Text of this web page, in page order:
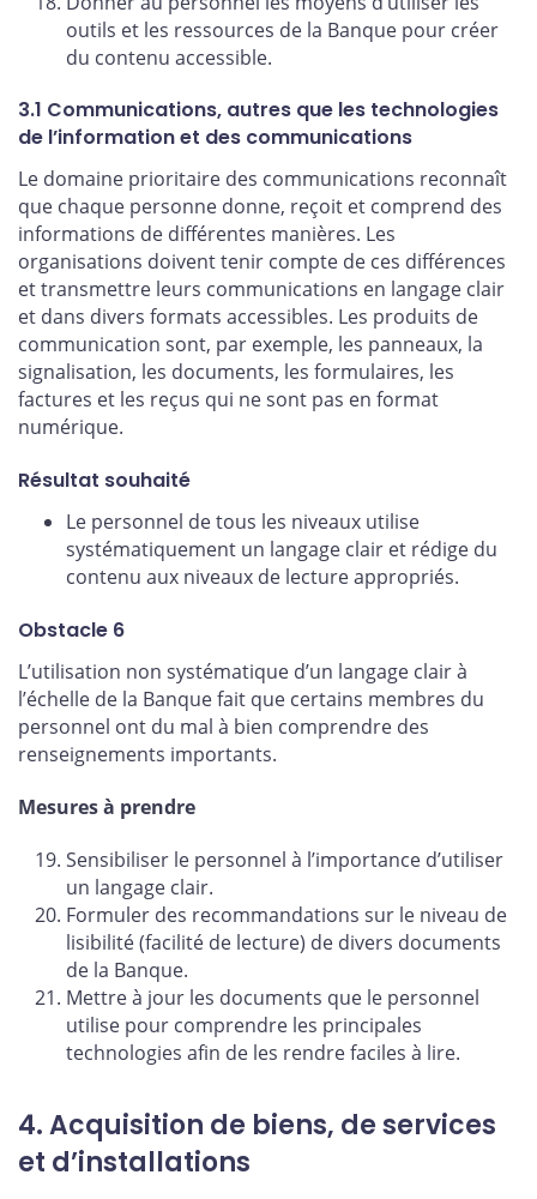
outils et les ressources de la Banque pour créer
du contenu accessible.
3.1 Communications, autres que les technologies
de l’information et des communications
Le domaine prioritaire des communications reconnaît
que chaque personne donne, reçoit et comprend des
informations de différentes manières. Les
organisations doivent tenir compte de ces différences
et transmettre leurs communications en langage clair
et dans divers formats accessibles. Les produits de
communication sont, par exemple, les panneaux, la
signalisation, les documents, les formulaires, les
factures et les reçus qui ne sont pas en format
numérique.
Résultat souhaité
Le personnel de tous les niveaux utilise
systématiquement un langage clair et rédige du
contenu aux niveaux de lecture appropriés.
Obstacle 6
L’utilisation non systématique d’un langage clair à
l’échelle de la Banque fait que certains membres du
personnel ont du mal à bien comprendre des
renseignements importants.
Mesures à prendre
Sensibiliser le personnel à l’importance d’utiliser
un langage clair.
Formuler des recommandations sur le niveau de
lisibilité (facilité de lecture) de divers documents
de la Banque.
Mettre à jour les documents que le personnel
utilise pour comprendre les principales
technologies afin de les rendre faciles à lire.
4. Acquisition de biens, de services
et d’installations